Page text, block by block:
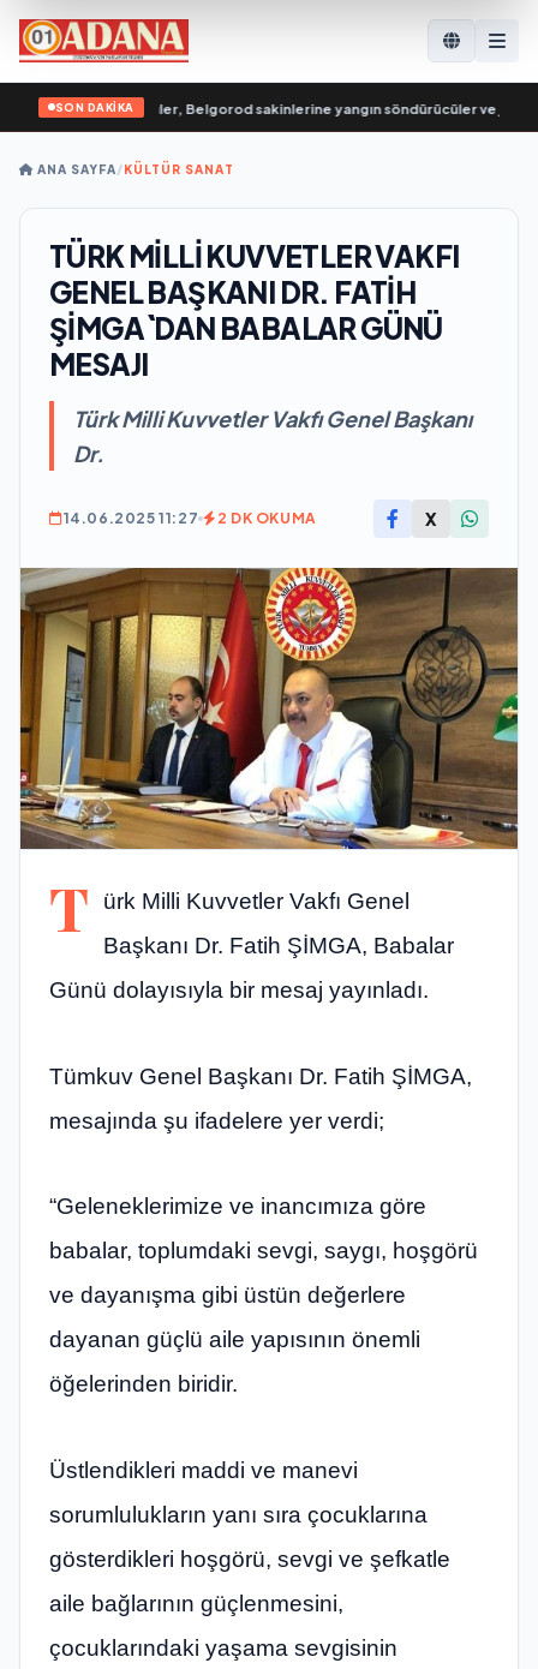
SON DAKİKAgönüllüler, Belgorod sakinlerine yangın söndürücüler ve
ANA SAYFA/KÜLTÜR SANAT
TÜRK MİLLİ KUVVETLER VAKFI
GENEL BAŞKANI DR. FATİH
ŞİMGA`DAN BABALAR GÜNÜ
MESAJI
Türk Milli Kuvvetler Vakfı Genel Başkanı
Dr.
14.06.2025 11:27 2 DK OKUMA X
T
ürk Milli Kuvvetler Vakfı Genel
Başkanı Dr. Fatih ŞİMGA, Babalar
Günü dolayısıyla bir mesaj yayınladı.
Tümkuv Genel Başkanı Dr. Fatih ŞİMGA,
mesajında şu ifadelere yer verdi;
“Geleneklerimize ve inancımıza göre
babalar, toplumdaki sevgi, saygı, hoşgörü
ve dayanışma gibi üstün değerlere
dayanan güçlü aile yapısının önemli
öğelerinden biridir.
Üstlendikleri maddi ve manevi
sorumlulukların yanı sıra çocuklarına
gösterdikleri hoşgörü, sevgi ve şefkatle
aile bağlarının güçlenmesini,
çocuklarındaki yaşama sevgisinin